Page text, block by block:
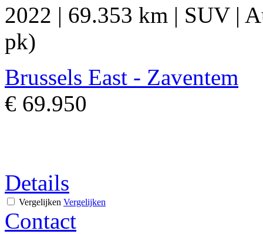
2022 | 69.353 km | SUV|
pk)
Brussels East - Zaventem
€ 69.950
Details
Vergelijken Vergelijken
Contact